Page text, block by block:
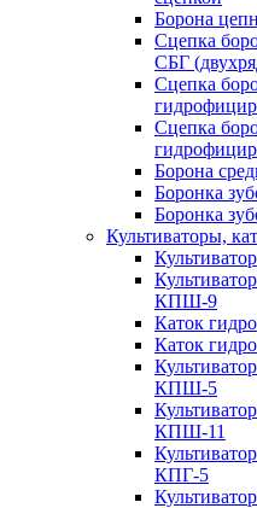
Борона
Сцепка
СБГ
Сцепка
Сцепка
Борона
Боронка
Боронка
Культиваторы,
КПШ-9
Каток
Каток
КПШ-5
КПШ-11
КПГ-5